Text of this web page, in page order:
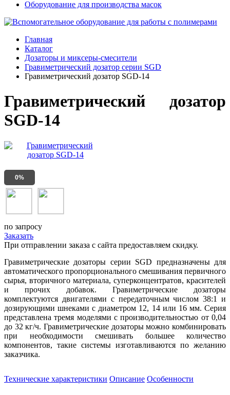
Оборудование для производства масок
Главная
Каталог
Дозаторы и миксеры-смесители
Гравиметрический дозатор серии SGD
Гравиметрический дозатор SGD-14
Гравиметрический дозатор
SGD-14
0%
по запросу
Заказать
При отправлении заказа с сайта предоставляем скидку.
Гравиметрические дозаторы серии SGD предназначены для
автоматического пропорционального смешивания первичного
сырья, вторичного материала, суперконцентратов, красителей
и прочих добавок. Гравиметрические дозаторы
комплектуются двигателями с передаточным числом 38:1 и
дозирующими шнеками с диаметром 12, 14 или 16 мм. Серия
представлена тремя моделями с производительностью от 0,04
до 32 кг/ч. Гравиметрические дозаторы можно комбинировать
при необходимости смешивать большее количество
компонентов, такие системы изготавливаются по желанию
заказчика.
Технические характеристики Описание Особенности